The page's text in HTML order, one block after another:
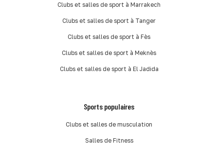
Clubs et salles de sport à Marrakech
Clubs et salles de sport à Tanger
Clubs et salles de sport à Fès
Clubs et salles de sport à Meknès
Clubs et salles de sport à El Jadida
Sports populaires
Clubs et salles de musculation
Salles de Fitness